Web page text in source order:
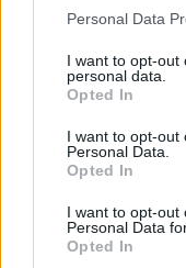
Personal Data
I want to opt-out
personal data.
Opted In
I want to opt-out
Personal Data.
Opted In
I want to opt-out
Personal Data
Opted In
consistente. Per
dando a tutti la
disintermediazione.
Un’arma a
Qui però sorge